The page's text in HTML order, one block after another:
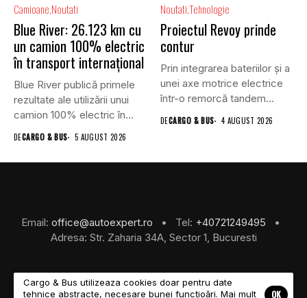
Camioane Noutati
Blue River: 26.123 km cu
un camion 100% electric
în transport internațional
Blue River publică primele
rezultate ale utilizării unui
camion 100% electric în...
DECARGO & BUS 5 AUGUST 2026
NoutatiTehnologie
Proiectul Revoy prinde
contur
Prin integrarea bateriilor și a
unei axe motrice electrice
într-o remorcă tandem...
DECARGO & BUS 4 AUGUST 2026
Email: office@autoexpert.ro • Tel: +40721249495
•
Adresa: Str. Zaharia 34A, Sector 1, Bucuresti
Cargo & Bus utilizeaza cookies doar pentru date
tehnice abstracte, necesare bunei funcțioări. Mai mult
OK